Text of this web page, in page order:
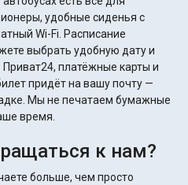
удобные сиденья с
Wi-Fi. Расписание
выбрать удобную дату и
Приват24, платёжные карты и
придёт на вашу почту —
Мы не печатаем бумажные
время.
к нам?
больше, чем просто